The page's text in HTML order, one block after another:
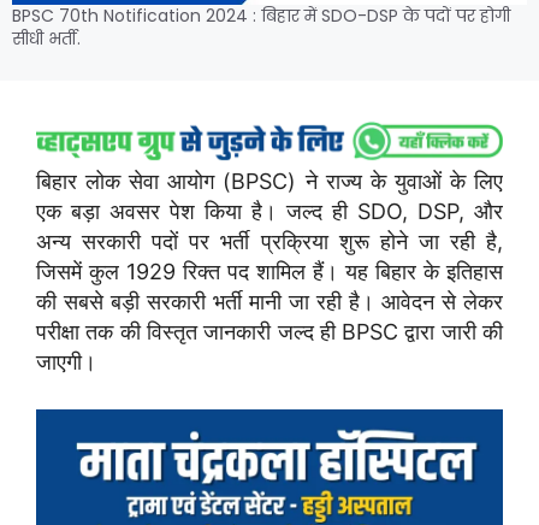
BPSC 70th Notification 2024 : बिहार में SDO-DSP के पदों पर होगी
सीधी भर्ती.
बिहार लोक सेवा आयोग (BPSC) ने राज्य के युवाओं के लिए
एक बड़ा अवसर पेश किया है। जल्द ही SDO, DSP, और
अन्य सरकारी पदों पर भर्ती प्रक्रिया शुरू होने जा रही है,
जिसमें कुल 1929 रिक्त पद शामिल हैं। यह बिहार के इतिहास
की सबसे बड़ी सरकारी भर्ती मानी जा रही है। आवेदन से लेकर
परीक्षा तक की विस्तृत जानकारी जल्द ही BPSC द्वारा जारी की
जाएगी।